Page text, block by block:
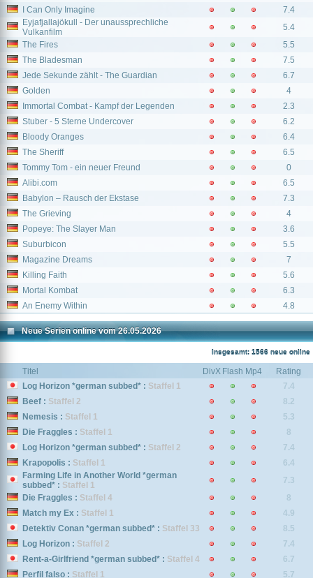
I Can Only Imagine
7.4
Eyjafjallajökull - Der unaussprechliche
Vulkanfilm
5.4
The Fires
5.5
The Bladesman
7.5
Jede Sekunde zählt - The Guardian
6.7
Golden
4
Immortal Combat - Kampf der Legenden
2.3
Stuber - 5 Sterne Undercover
6.2
Bloody Oranges
6.4
The Sheriff
6.5
Tommy Tom - ein neuer Freund
0
Alibi.com
6.5
Babylon – Rausch der Ekstase
7.3
The Grieving
4
Popeye: The Slayer Man
3.6
Suburbicon
5.5
Magazine Dreams
7
Killing Faith
5.6
Mortal Kombat
6.3
An Enemy Within
4.8
Neue Serien online vom 26.05.2026
Insgesamt: 1566 neue online
Titel DivX Flash Mp4
Rating
Log Horizon *german subbed* : Staffel 1
7.4
Beef : Staffel 2
8.2
Nemesis : Staffel 1
5.3
Die Fraggles : Staffel 1
8
Log Horizon *german subbed* : Staffel 2
7.4
Krapopolis : Staffel 1
6.4
Farming Life in Another World *german
subbed* : Staffel 1
7.3
Die Fraggles : Staffel 4
8
Match my Ex : Staffel 1
4.9
Detektiv Conan *german subbed* : Staffel 33
8.5
Log Horizon : Staffel 2
7.4
Rent-a-Girlfriend *german subbed* : Staffel 4
6.7
Perfil falso : Staffel 1 5.7